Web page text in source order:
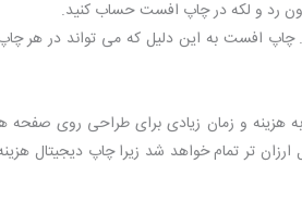
رد و لکه در چاپ افست حساب کنید.
افست به این دلیل که می تواند در هر
و زمان زیادی برای طراحی روی صفحه
ارزان تر تمام خواهد شد زیرا چاپ دیجیتال